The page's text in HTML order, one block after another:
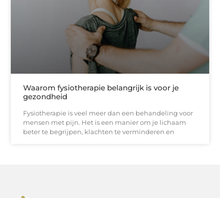
Waarom fysiotherapie belangrijk is voor je
gezondheid
Fysiotherapie is veel meer dan een behandeling voor
mensen met pijn. Het is een manier om je lichaam
beter te begrijpen, klachten te verminderen en